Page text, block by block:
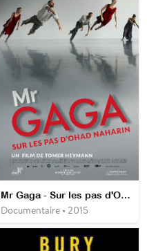
Mr Gaga - Sur les pas d'Ohad Naharin
Documentaire • 2015